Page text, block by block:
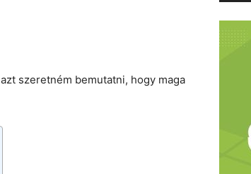
szeretném bemutatni, hogy maga